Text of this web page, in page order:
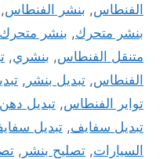
الفنطاس, بنشر الفنطاس,
بنشر متحرك, بنشر
متنقل الفنطاس, بنشري,
الفنطاس, تبديل بنشر ,
تواير الفنطاس, تبديل دهن
تبديل سفايف, تبديل
السيارات, تصليح بنشر ,